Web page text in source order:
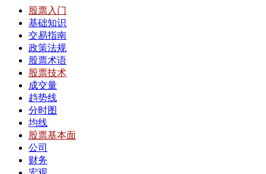
股票入门
基础知识
交易指南
政策法规
股票术语
股票技术
成交量
趋势线
分时图
均线
股票基本面
公司
财务